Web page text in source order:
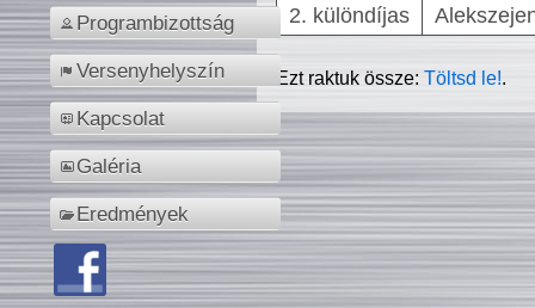
Programbizottság
Versenyhelyszín
Kapcsolat
Galéria
Eredmények
2. különdíjas
Ezt raktuk össze:Töltsd le!.